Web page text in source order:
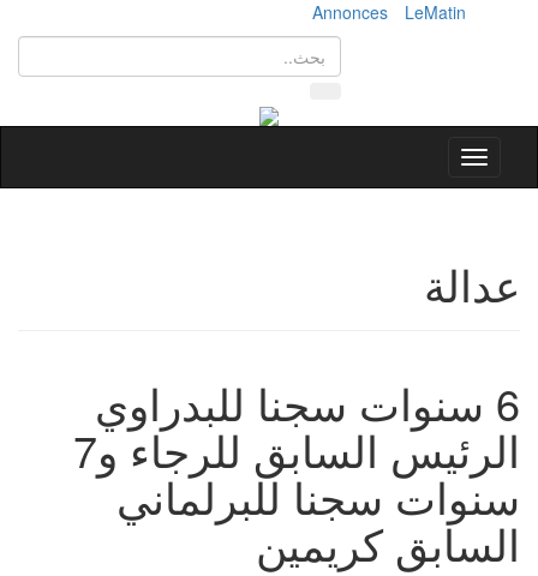
LeMatin
Annonces
Toggle
navigation
عدالة
6 سنوات سجنا للبدراوي
الرئيس السابق للرجاء و7
سنوات سجنا للبرلماني
السابق كريمين